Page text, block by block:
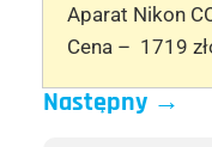
Aparat Nikon
Cena – 1719
Następny→